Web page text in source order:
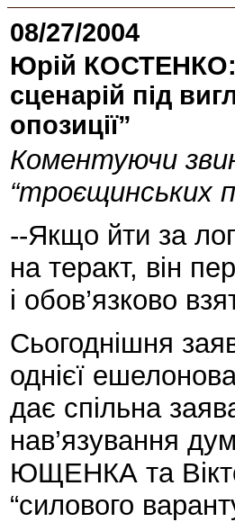
08/27/2004
Юрій КОСТЕНКО:
сценарій під
опозиції”
Коментуючи
“троєщинських
--Якщо йти за
на теракт, він
і обов’язково
Сьогоднішня
однієї
дає спільна
нав’язування
ЮЩЕНКА та
“силового